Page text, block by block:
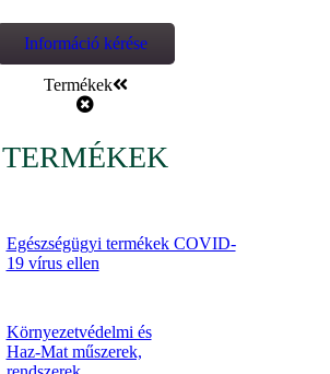
Információ kérése
Termékek
TERMÉKEK
Egészségügyi termékek COVID-
19 vírus ellen
Környezetvédelmi és
Haz-Mat műszerek,